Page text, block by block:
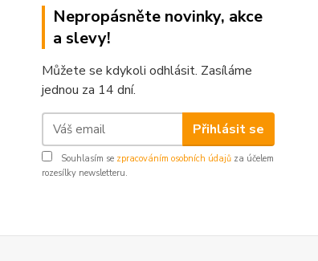
Nepropásněte novinky, akce
a slevy!
Můžete se kdykoli odhlásit. Zasíláme
jednou za 14 dní.
Přihlásit se
Souhlasím se zpracováním osobních údajů za účelem
rozesílky newsletteru.